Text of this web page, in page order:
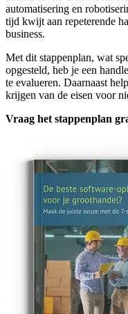
automatisering en
tijd kwijt aan repeterende
business.
Met dit stappenplan, wat
opgesteld, heb je een
te evalueren. Daarnaast
krijgen van de eisen voor
Vraag het stappenplan